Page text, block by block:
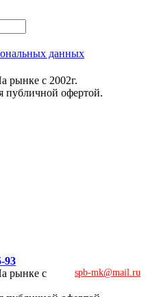
данных
рынке с 2002г.
публичной офертой.
93
spb-mk@mail.ru
рынке с